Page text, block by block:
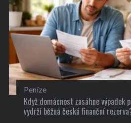
Peníze
Když domácnost zasáhne výpadek
vydrží běžná česká finanční